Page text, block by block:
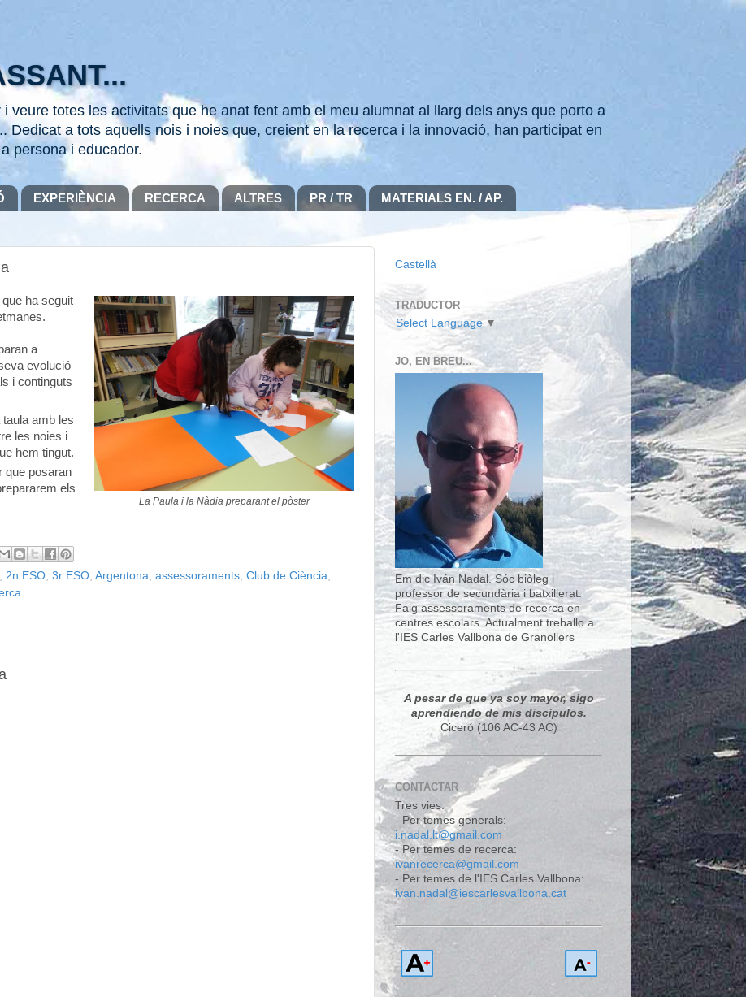
veure totes les activitats que he anat fent amb el meu alumnat al llarg dels anys que porto a
Dedicat a tots aquells nois i noies que, creient en la recerca i la innovació, han participat en
persona i educador.
EXPERIÈNCIA RECERCA ALTRES PR / TR MATERIALS EN. / AP.
La Paula i la Nàdia preparant el pòster
que ha seguit
a
evolució
i continguts
amb les
les noies i
hem tingut.
que posaran
els
, 2n ESO, 3r ESO, Argentona, assessoraments, Club de Ciència,
Castellà
TRADUCTOR
Select Language ▼
JO, EN BREU...
Em dic Iván Nadal. Sóc biòleg i
professor de secundària i batxillerat.
Faig assessoraments de recerca en
centres escolars. Actualment treballo a
l'IES Carles Vallbona de Granollers
A pesar de que ya soy mayor, sigo
aprendiendo de mis discípulos.
Ciceró (106 AC-43 AC)
CONTACTAR
Tres vies:
- Per temes generals:
i.nadal.lt@gmail.com
- Per temes de recerca:
ivanrecerca@gmail.com
- Per temes de l'IES Carles Vallbona:
ivan.nadal@iescarlesvallbona.cat